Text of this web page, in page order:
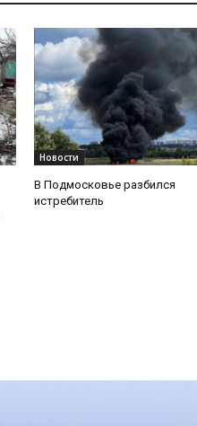
Новости
В Подмосковье разбился
истребитель